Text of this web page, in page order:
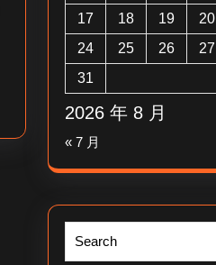
2026 年 8 月
17
18 19 20
24
25 26 27
31
« 7 月